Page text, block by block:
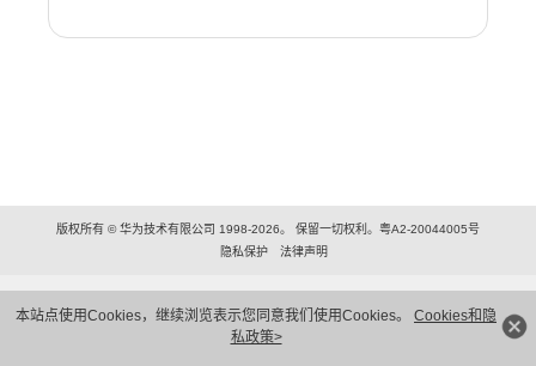
本站点使用Cookies，继续浏览表示您同意我们使用Cookies。 Cookies和隐
私政策>
版权所有 © 华为技术有限公司 1998-2026。 保留一切权利。粤A2-20044005号
隐私保护
法律声明